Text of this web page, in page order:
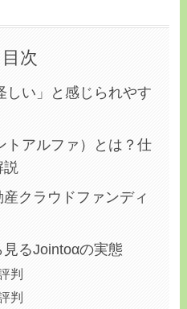
目次
しい」と感じられやす
トアルファ）とは？仕
説
クラウドファンディ
るJointoαの実態
判
判